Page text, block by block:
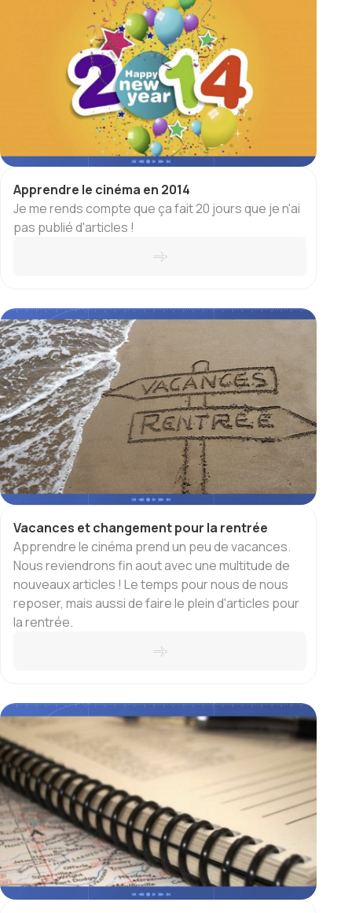
Apprendre le cinéma en 2014
Je me rends compte que ça fait 20 jours que je n'ai
pas publié d'articles !
Vacances et changement pour la rentrée
Apprendre le cinéma prend un peu de vacances.
Nous reviendrons fin aout avec une multitude de
nouveaux articles ! Le temps pour nous de nous
reposer, mais aussi de faire le plein d'articles pour
la rentrée.